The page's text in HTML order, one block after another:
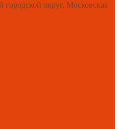
городской округ, Московская